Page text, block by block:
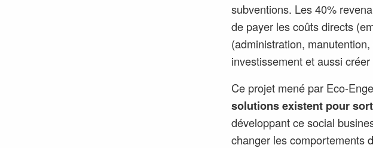
subventions. Les 40%
de payer les coûts directs
(administration,
investissement et aussi
Ce projet mené par Eco-
solutions existent pour
développant ce social
changer les comportements